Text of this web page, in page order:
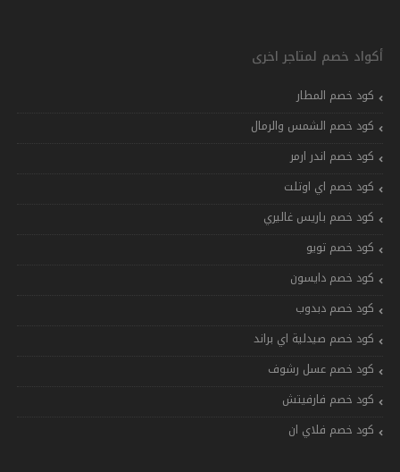
أكواد خصم لمتاجر اخرى
كود خصم المطار
كود خصم الشمس والرمال
كود خصم اندر ارمر
كود خصم اي اوتلت
كود خصم باريس غاليري
كود خصم تويو
كود خصم دايسون
كود خصم دبدوب
كود خصم صيدلية اي براند
كود خصم عسل رشوف
كود خصم فارفيتش
كود خصم فلاي ان